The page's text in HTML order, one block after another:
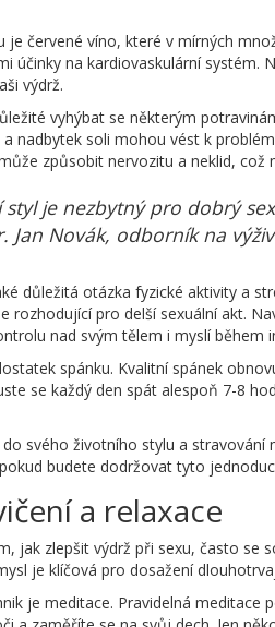
je červené víno, které v mírných
účinky na kardiovaskulární
výdrž.
vyhýbat se některým
nadbytek soli mohou vést k
způsobit nervozitu a neklid, což
styl je nezbytný pro dobrý
Jan Novák, odborník na
důležitá otázka fyzické aktivity a
rozhodující pro delší sexuální akt.
nad svým tělem i myslí během
spánku. Kvalitní spánek
se každý den spát alespoň 7-8
svého životního stylu a
budete dodržovat tyto
a relaxace
jak zlepšit výdrž při sexu, často se
je klíčová pro dosažení
je meditace. Pravidelná